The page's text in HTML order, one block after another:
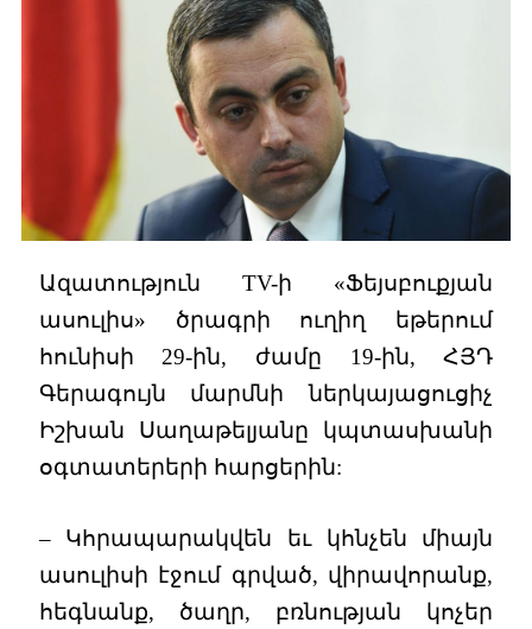
Ազատություն TV-ի «Ֆեյսբուքյան
ասուլիս» ծրագրի ուղիղ եթերում
հունիսի 29-ին, ժամը 19-ին, ՀՅԴ
Գերագույն մարմնի ներկայացուցիչ
Իշխան Սաղաթելյանը կպտասխանի
օգտատերերի հարցերին:
– Կհրապարակվեն եւ կհնչեն միայն
ասուլիսի էջում գրված, վիրավորանք,
հեգնանք, ծաղր, բռնության կոչեր